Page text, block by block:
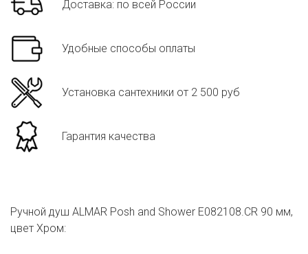
Доставка: по всей России
Удобные способы оплаты
Установка сантехники от 2 500 руб
Гарантия качества
Ручной душ ALMAR Posh and Shower E082108.CR 90 мм,
цвет Хром: